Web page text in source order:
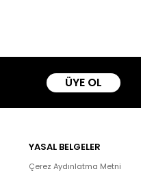
ÜYE OL
YASAL BELGELER
Çerez Aydınlatma Metni